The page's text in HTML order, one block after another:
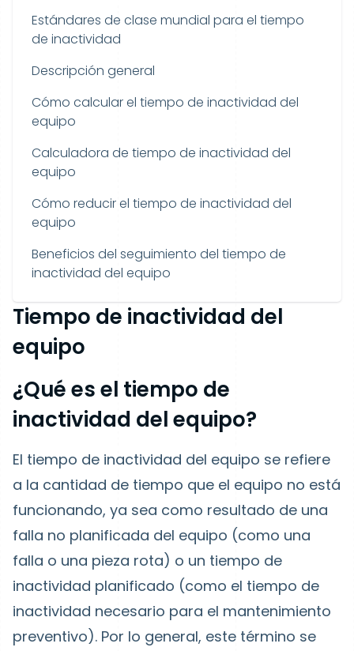
Estándares de clase mundial para el tiempo
de inactividad
Descripción general
Cómo calcular el tiempo de inactividad del
equipo
Calculadora de tiempo de inactividad del
equipo
Cómo reducir el tiempo de inactividad del
equipo
Beneficios del seguimiento del tiempo de
inactividad del equipo
Tiempo de inactividad del
equipo
¿Qué es el tiempo de
inactividad del equipo?
El tiempo de inactividad del equipo se refiere
a la cantidad de tiempo que el equipo no está
funcionando, ya sea como resultado de una
falla no planificada del equipo (como una
falla o una pieza rota) o un tiempo de
inactividad planificado (como el tiempo de
inactividad necesario para el mantenimiento
preventivo). Por lo general, este término se